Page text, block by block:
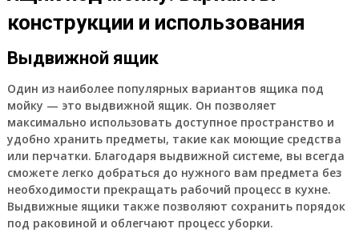
конструкции и использования
Выдвижной ящик
Один из наиболее популярных вариантов ящика под
мойку — это выдвижной ящик. Он позволяет
максимально использовать доступное пространство и
удобно хранить предметы, такие как моющие средства
или перчатки. Благодаря выдвижной системе, вы всегда
сможете легко добраться до нужного вам предмета без
необходимости прекращать рабочий процесс в кухне.
Выдвижные ящики также позволяют сохранить порядок
под раковиной и облегчают процесс уборки.